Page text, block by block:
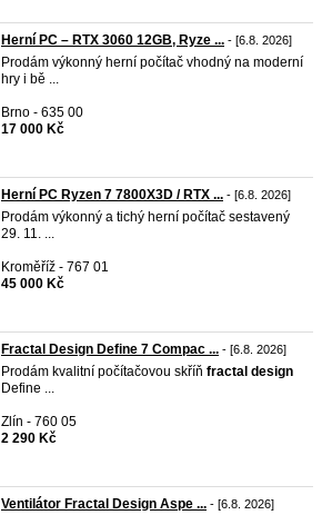
Herní PC – RTX 3060 12GB, Ryze ... - [6.8. 2026]
Prodám výkonný herní počítač vhodný na moderní
hry i bě ...
Brno - 635 00
17 000 Kč
Herní PC Ryzen 7 7800X3D / RTX ... - [6.8. 2026]
Prodám výkonný a tichý herní počítač sestavený
29. 11. ...
Kroměříž - 767 01
45 000 Kč
Fractal Design Define 7 Compac ... - [6.8. 2026]
Prodám kvalitní počítačovou skříň fractal design
Define ...
Zlín - 760 05
2 290 Kč
Ventilátor Fractal Design Aspe ... - [6.8. 2026]